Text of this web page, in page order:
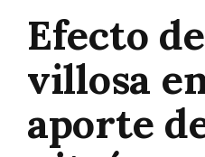
Nación
Efecto
villosa
aporte